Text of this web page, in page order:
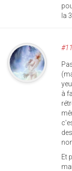
la
à
Et